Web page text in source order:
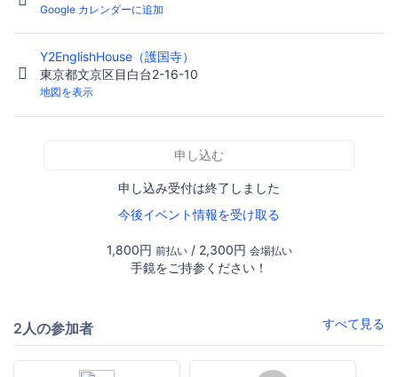
Google カレンダーに追加
Y2EnglishHouse（護国寺）
東京都文京区目白台2-16-10
地図を表示
申し込む
申し込み受付は終了しました
今後イベント情報を受け取る
1,800円 前払い/ 2,300円 会場払い
手鏡をご持参ください！
2人の参加者 すべて見る